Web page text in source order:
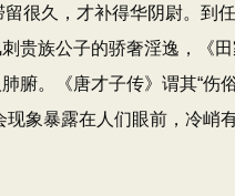
很久，才补得华阴尉。到
贵族公子的骄奢淫逸，《
。《唐才子传》谓其“伤
象暴露在人们眼前，冷峭